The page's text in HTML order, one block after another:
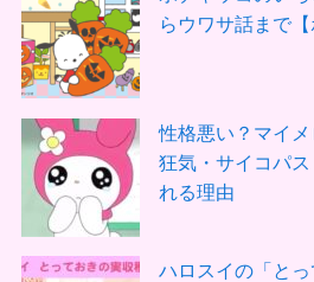
らウワサ話まで【
性格悪い？マイ
狂気・サイコパ
れる理由
ハロスイの「と